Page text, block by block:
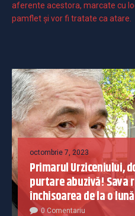
aferente acestora, marcate cu
pamflet și vor fi tratate ca atare.
octombrie 7, 2023
Primarul Urziceniului,
purtare abuzivă! Sava
închisoarea de la o
0 Comentariu